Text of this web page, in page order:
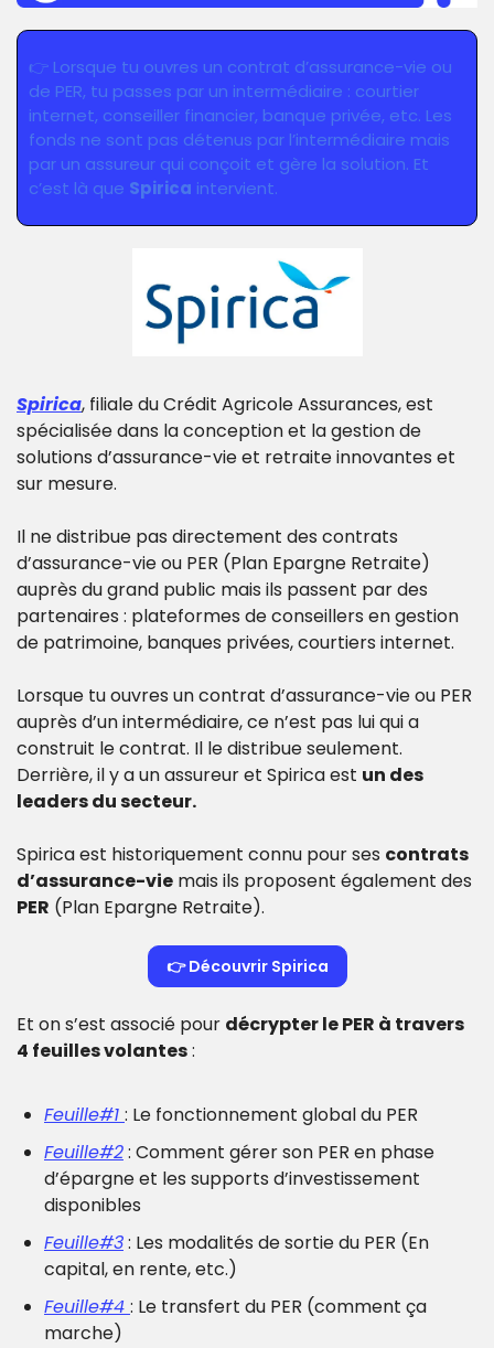
👉 Lorsque tu ouvres un contrat d’assurance-vie ou
de PER, tu passes par un intermédiaire : courtier
internet, conseiller financier, banque privée, etc. Les
fonds ne sont pas détenus par l’intermédiaire mais
par un assureur qui conçoit et gère la solution. Et
c’est là que Spirica intervient.
Spirica, filiale du Crédit Agricole Assurances, est
spécialisée dans la conception et la gestion de
solutions d’assurance-vie et retraite innovantes et
sur mesure.
Il ne distribue pas directement des contrats
d’assurance-vie ou PER (Plan Epargne Retraite)
auprès du grand public mais ils passent par des
partenaires : plateformes de conseillers en gestion
de patrimoine, banques privées, courtiers internet.
Lorsque tu ouvres un contrat d’assurance-vie ou PER
auprès d’un intermédiaire, ce n’est pas lui qui a
construit le contrat. Il le distribue seulement.
Derrière, il y a un assureur et Spirica est un des
leaders du secteur.
Spirica est historiquement connu pour ses contrats
d’assurance-vie
PER (Plan Epargne Retraite).
👉 Découvrir Spirica
Et on s’est associé pour décrypter le PER à travers
4 feuilles volantes :
Feuille#1 : Le fonctionnement global du PER
Feuille#2 : Comment gérer son PER en phase
d’épargne et les supports d’investissement
disponibles
Feuille#3 : Les modalités de sortie du PER (En
capital, en rente, etc.)
Feuille#4 : Le transfert du PER (comment ça
marche)